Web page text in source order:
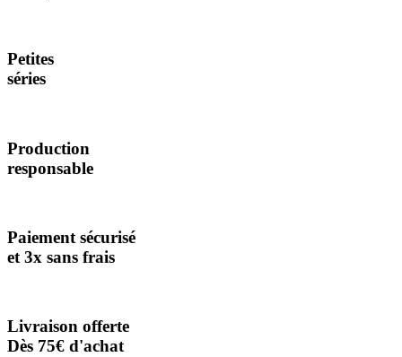
Petites
séries
Production
responsable
Paiement sécurisé
et 3x sans frais
Livraison offerte
Dès 75€ d'achat